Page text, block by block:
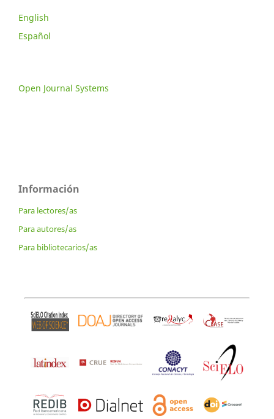
English
Español
Open Journal Systems
Información
Para lectores/as
Para autores/as
Para bibliotecarios/as